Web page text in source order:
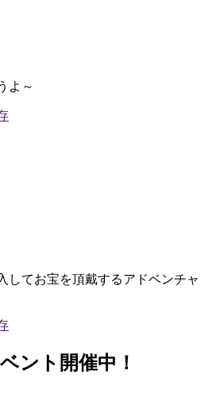
よ～
してお宝を頂戴するアドベンチャ
ント開催中！